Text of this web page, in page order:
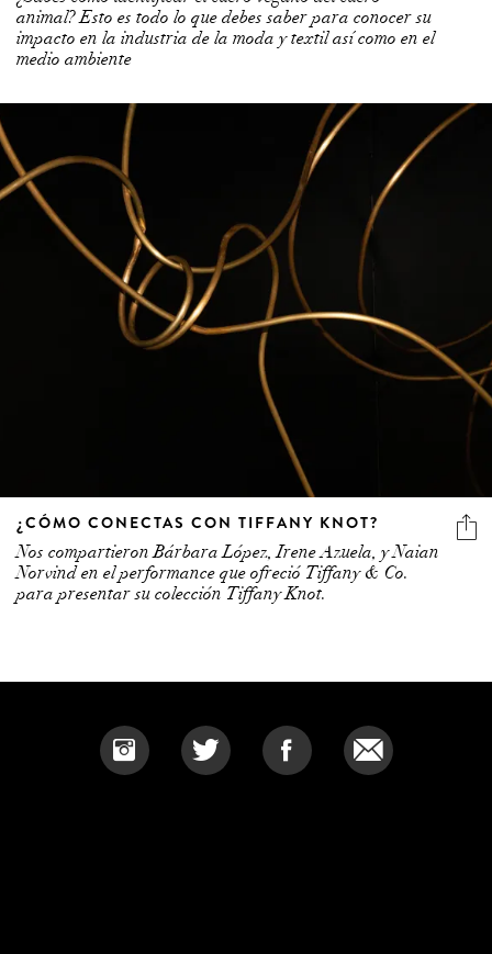
animal? Esto es todo lo que debes saber para conocer su
impacto en la industria de la moda y textil así como en el
medio ambiente
¿CÓMO CONECTAS CON TIFFANY KNOT?
Nos compartieron Bárbara López, Irene Azuela, y Naian
Norvind en el performance que ofreció Tiffany & Co.
para presentar su colección Tiffany Knot.